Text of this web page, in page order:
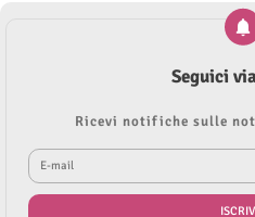
Seguici
Ricevi notifiche sulle